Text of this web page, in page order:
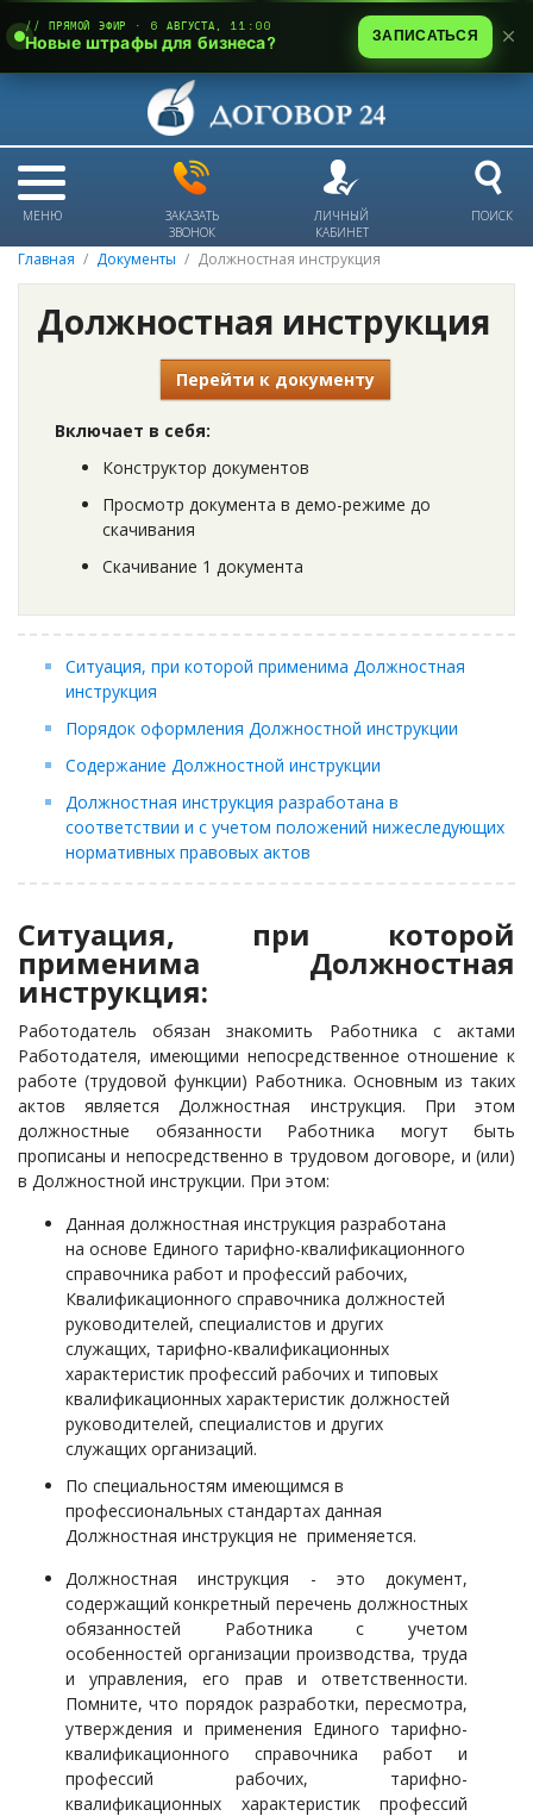
МЕНЮ
ЗАКАЗАТЬ
ЗВОНОК
ЛИЧНЫЙ
КАБИНЕТ
ПОИСК
Главная Документы Должностная инструкция
Должностная инструкция
Перейти к документу
Включает в себя:
Конструктор документов
Просмотр документа в демо-режиме до
скачивания
Скачивание 1 документа
Ситуация, при которой применима Должностная
инструкция
Порядок оформления Должностной инструкции
Содержание Должностной инструкции
Должностная инструкция разработана в
соответствии и с учетом положений нижеследующих
нормативных правовых актов
Ситуация, при которой
применима Должностная
инструкция:
Работодатель обязан знакомить Работника с актами
Работодателя, имеющими непосредственное отношение к
работе (трудовой функции) Работника. Основным из таких
актов является Должностная инструкция. При этом
должностные обязанности Работника могут быть
прописаны и непосредственно в трудовом договоре, и (или)
в Должностной инструкции. При этом:
Данная должностная инструкция разработана
на основе Единого тарифно-квалификационного
справочника работ и профессий рабочих,
Квалификационного справочника должностей
руководителей, специалистов и других
служащих, тарифно-квалификационных
характеристик профессий рабочих и типовых
квалификационных характеристик должностей
руководителей, специалистов и других
служащих организаций.
По специальностям имеющимся в
профессиональных стандартах данная
Должностная инструкция не применяется.
Должностная инструкция - это документ,
содержащий конкретный перечень должностных
обязанностей Работника с учетом
особенностей организации производства, труда
и управления, его прав и ответственности.
Помните, что порядок разработки, пересмотра,
утверждения и применения Единого тарифно-
квалификационного справочника работ и
профессий рабочих, тарифно-
квалификационных характеристик профессий
// ПРЯМОЙ ЭФИР · 6 АВГУСТА, 11:00
Новые штрафы для бизнеса? ЗАПИСАТЬСЯ